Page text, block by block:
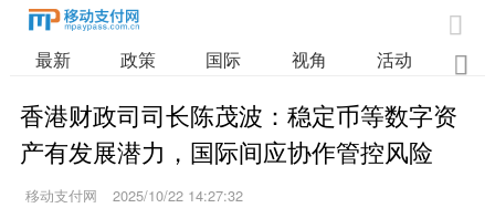

最新 政策 国际 视角 活动 业

香港财政司司长陈茂波：稳定币等数字资
产有发展潜力，国际间应协作管控风险
移动支付网 2025/10/22 14:27:32